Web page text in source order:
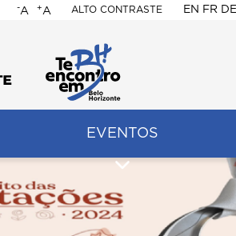
-A +A ALTO CONTRASTE EN FR DE
EVENTOS